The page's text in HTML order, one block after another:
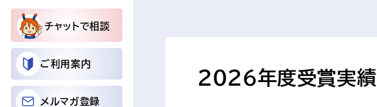
チャットで相談
ご利用案内
メルマガ登録
2026年度受賞実績